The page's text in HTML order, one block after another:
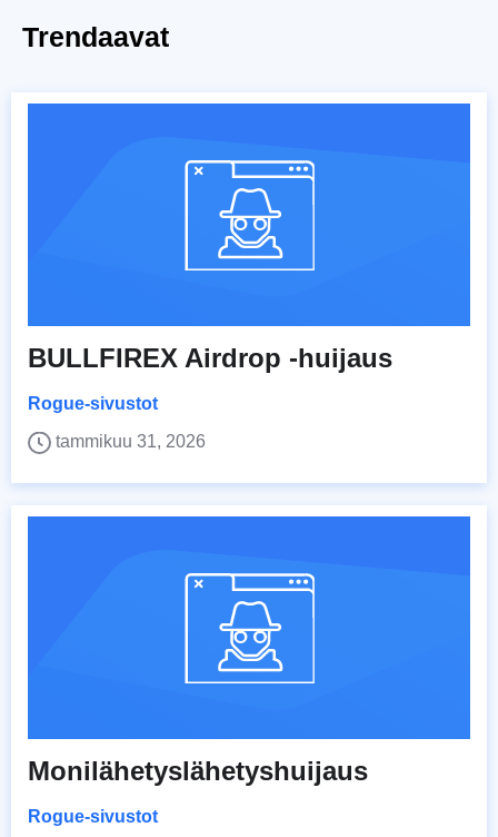
Trendaavat
BULLFIREX Airdrop -huijaus
Rogue-sivustot
tammikuu 31, 2026
Monilähetyslähetyshuijaus
Rogue-sivustot